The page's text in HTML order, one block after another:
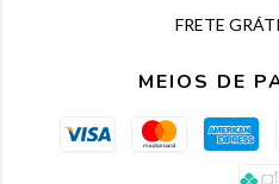
FRETE
MEIOS DE